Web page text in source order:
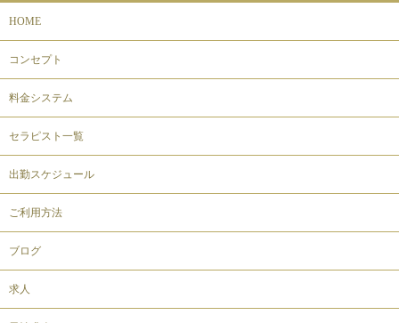
HOME
コンセプト
料金システム
セラピスト一覧
出勤スケジュール
ご利用方法
ブログ
求人